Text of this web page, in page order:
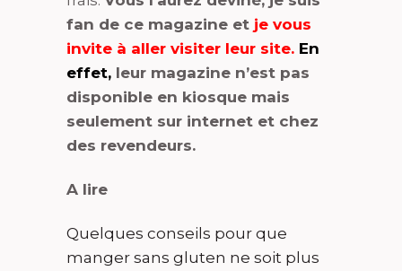
fan de ce magazine et je vous
invite à aller visiter leur site. En
effet, leur magazine n’est pas
disponible en kiosque mais
seulement sur internet et chez
des revendeurs.
A lire
Quelques conseils pour que
manger sans gluten ne soit plus